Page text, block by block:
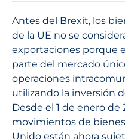
Antes del Brexit, los
de la UE no se
exportaciones porque
parte del mercado
operaciones
utilizando la inversión
Desde el 1 de enero de
movimientos de
Unido están ahora